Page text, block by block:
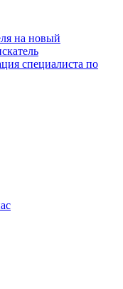
на новый
специалиста по